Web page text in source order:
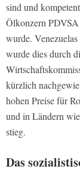
sind und
Ölkonzern PDVSA
wurde.
wurde dies durch
kürzlich
hohen Preise für
und in Ländern
stieg.
Das